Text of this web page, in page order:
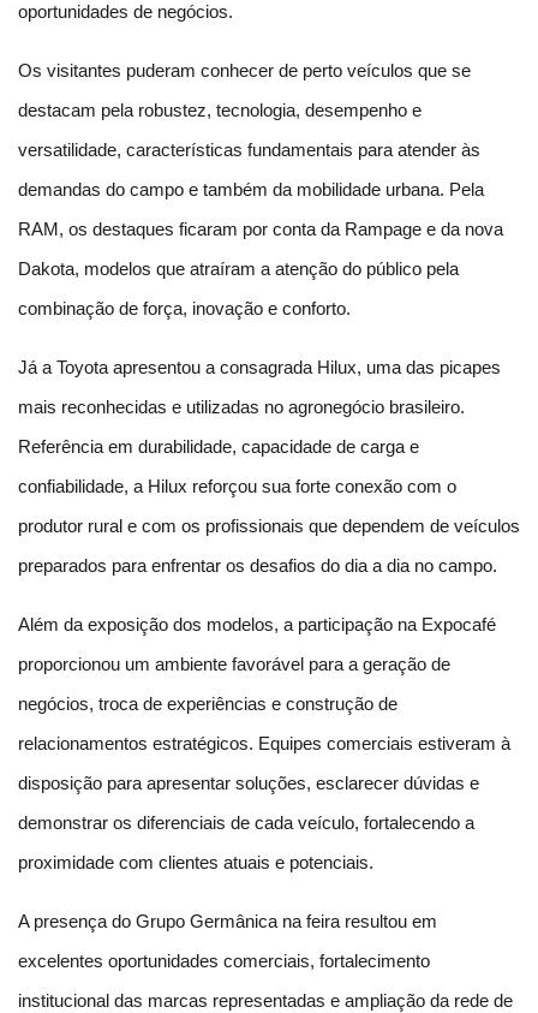
oportunidades de negócios.
Os visitantes puderam conhecer de perto veículos que se
destacam pela robustez, tecnologia, desempenho e
versatilidade, características fundamentais para atender às
demandas do campo e também da mobilidade urbana. Pela
RAM, os destaques ficaram por conta da Rampage e da nova
Dakota, modelos que atraíram a atenção do público pela
combinação de força, inovação e conforto.
Já a Toyota apresentou a consagrada Hilux, uma das picapes
mais reconhecidas e utilizadas no agronegócio brasileiro.
Referência em durabilidade, capacidade de carga e
confiabilidade, a Hilux reforçou sua forte conexão com o
produtor rural e com os profissionais que dependem de veículos
preparados para enfrentar os desafios do dia a dia no campo.
Além da exposição dos modelos, a participação na Expocafé
proporcionou um ambiente favorável para a geração de
negócios, troca de experiências e construção de
relacionamentos estratégicos. Equipes comerciais estiveram à
disposição para apresentar soluções, esclarecer dúvidas e
demonstrar os diferenciais de cada veículo, fortalecendo a
proximidade com clientes atuais e potenciais.
A presença do Grupo Germânica na feira resultou em
excelentes oportunidades comerciais, fortalecimento
institucional das marcas representadas e ampliação da rede de